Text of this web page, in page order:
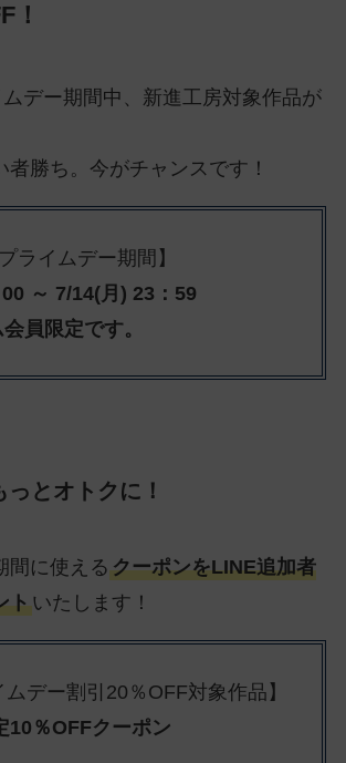
！
デー期間中、新進工房対象作品が
者勝ち。今がチャンスです！
ライムデー期間】
～ 7/14(月) 23：59
員限定です。
とオトクに！
間に使えるクーポンをLINE追加者
トいたします！
ムデー割引20％OFF対象作品】
10％OFFクーポン